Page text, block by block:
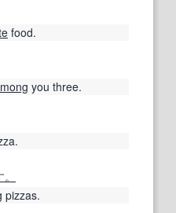
food.
you three.
pizzas.